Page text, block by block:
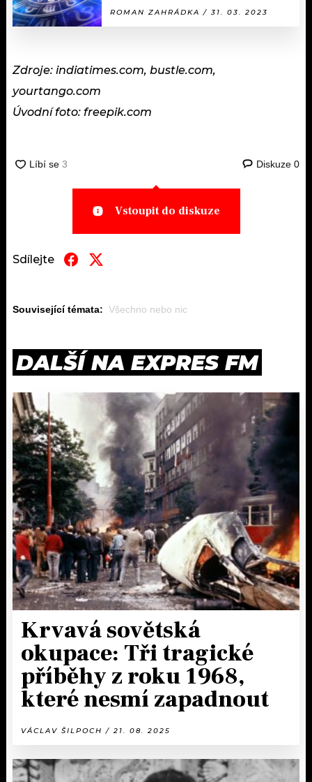
ROMAN ZAHRÁDKA / 31. 03. 2023
Zdroje: indiatimes.com, bustle.com,
yourtango.com
Úvodní foto: freepik.com
Diskuze 0
Vstoupit do diskuze
Sdílejte
Související témata: Všechno nebo nic
DALŠÍ NA EXPRES FM
Krvavá sovětská
okupace: Tři tragické
příběhy z roku 1968,
které nesmí zapadnout
VÁCLAV ŠILPOCH / 21. 08. 2025